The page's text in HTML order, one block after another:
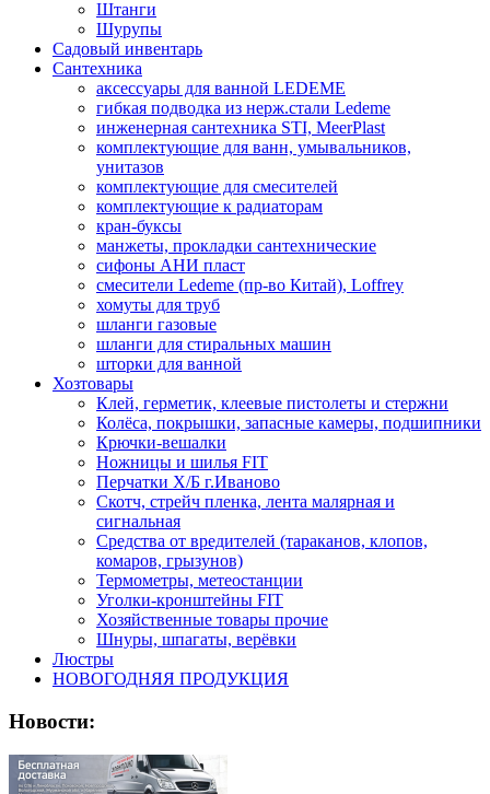
Штанги
Шурупы
Садовый инвентарь
Сантехника
аксессуары для ванной LEDEME
гибкая подводка из нерж.стали Ledeme
инженерная сантехника STI, MeerPlast
комплектующие для ванн, умывальников,
унитазов
комплектующие для смесителей
комплектующие к радиаторам
кран-буксы
манжеты, прокладки сантехнические
сифоны АНИ пласт
смесители Ledeme (пр-во Китай), Loffrey
хомуты для труб
шланги газовые
шланги для стиральных машин
шторки для ванной
Хозтовары
Клей, герметик, клеевые пистолеты и стержни
Колёса, покрышки, запасные камеры, подшипники
Крючки-вешалки
Ножницы и шилья FIT
Перчатки Х/Б г.Иваново
Скотч, стрейч пленка, лента малярная и
сигнальная
Средства от вредителей (тараканов, клопов,
комаров, грызунов)
Термометры, метеостанции
Уголки-кронштейны FIT
Хозяйственные товары прочие
Шнуры, шпагаты, верёвки
Люстры
НОВОГОДНЯЯ ПРОДУКЦИЯ
Новости: